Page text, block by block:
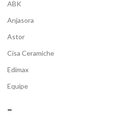
ABK
Anjasora
Astor
Cisa Ceramiche
Edimax
Equipe
–